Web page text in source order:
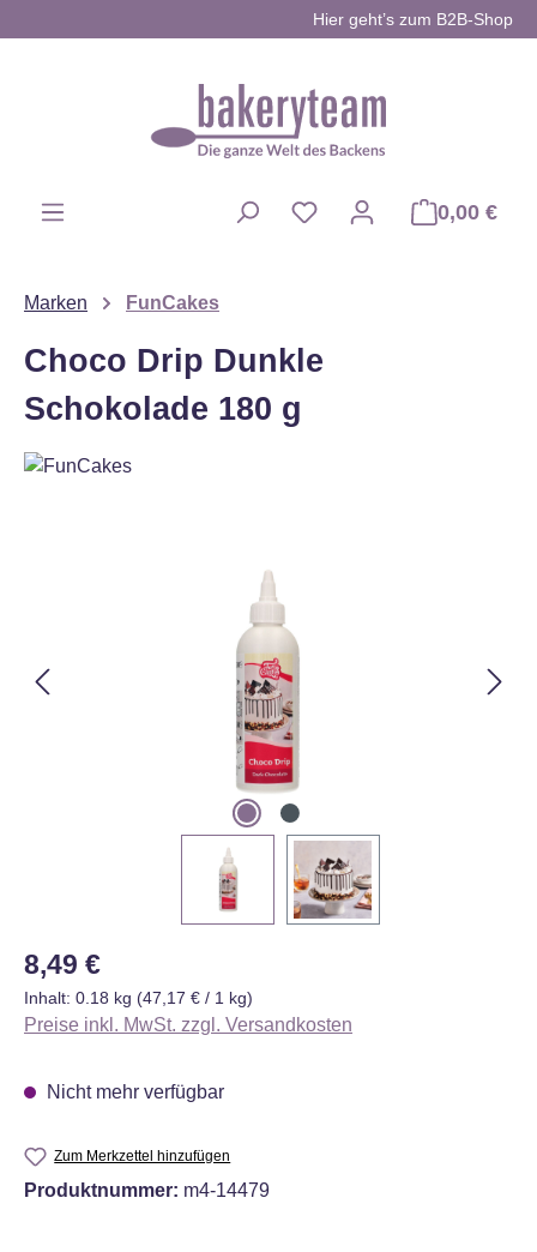
Hier geht’s zum B2B-Shop
0,00 €
Marken FunCakes
Choco Drip Dunkle
Schokolade 180 g
Regulärer Preis:
8,49 €
Inhalt: 0.18 kg (47,17 € / 1 kg)
Preise inkl. MwSt. zzgl. Versandkosten
Nicht mehr verfügbar
Zum Merkzettel hinzufügen
Produktnummer: m4-14479